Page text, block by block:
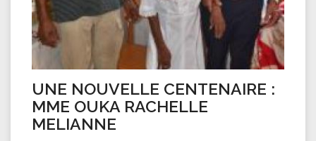
UNE NOUVELLE CENTENAIRE :
MME OUKA RACHELLE
MELIANNE